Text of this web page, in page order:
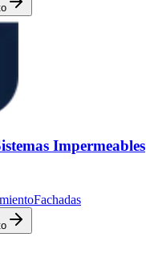
Impermeables
Fachadas